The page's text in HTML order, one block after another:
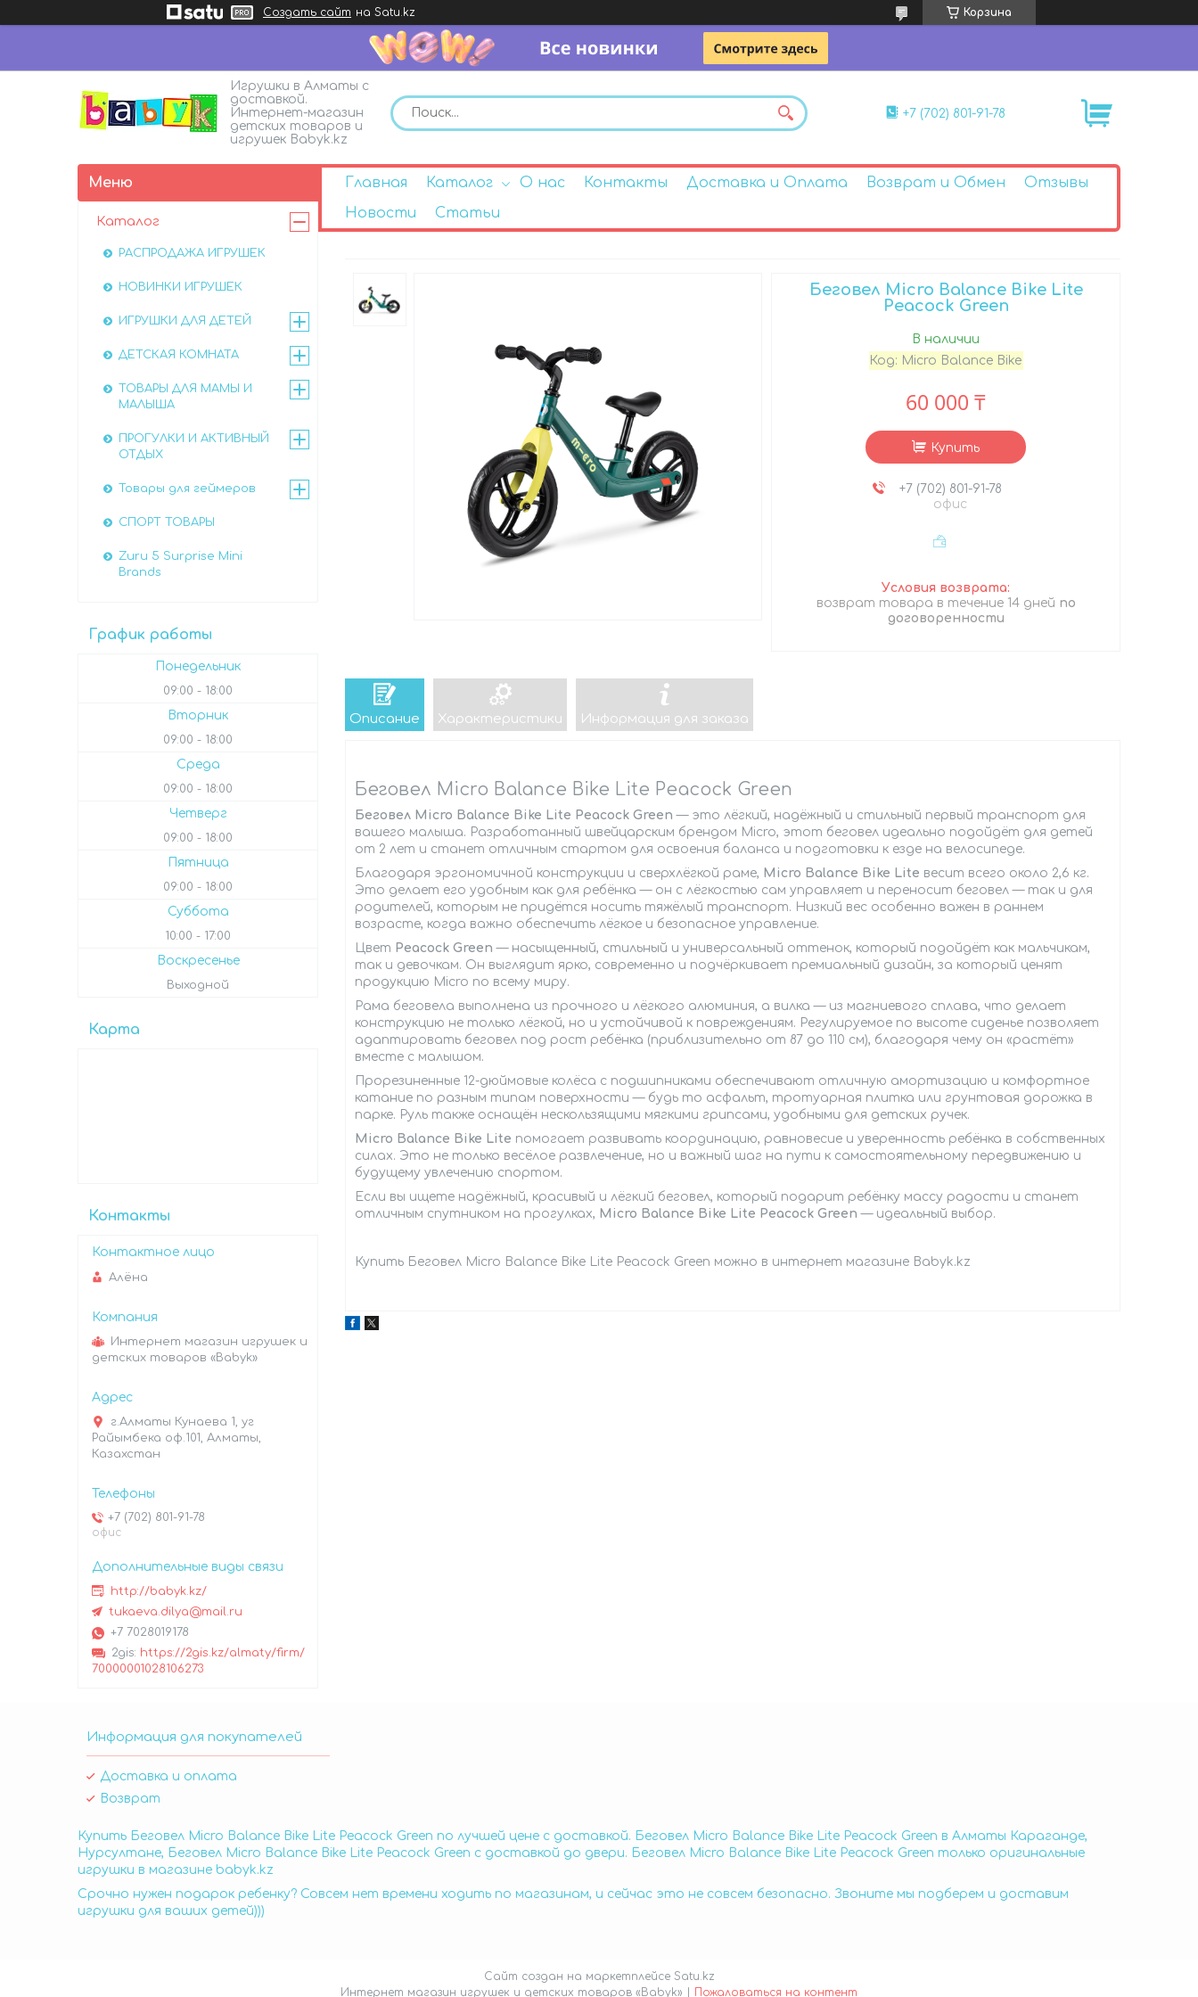
Создать сайт на Satu.kz Корзина
Игрушки в Алматы с
доставкой.
Интернет-магазин
детских товаров и
игрушек Babyk.kz
+7 (702) 801-91-78
Главная Каталог О нас Контакты Доставка и Оплата Возврат и Обмен
Отзывы
Новости
Статьи
Беговел Micro Balance Bike Lite
Peacock Green
В наличии
Код: Micro Balance Bike
60 000 ₸
Купить
+7 (702) 801-91-78
офис
возврат товара в течение 14 дней по
договоренности
Описание Характеристики Информация для заказа
Беговел Micro Balance Bike Lite Peacock Green
Беговел Micro Balance Bike Lite Peacock Green — это лёгкий, надёжный и стильный первый транспорт для
вашего малыша. Разработанный швейцарским брендом Micro, этот беговел идеально подойдёт для детей
от 2 лет и станет отличным стартом для освоения баланса и подготовки к езде на велосипеде.
Благодаря эргономичной конструкции и сверхлёгкой раме, Micro Balance Bike Lite весит всего около 2,6 кг.
Это делает его удобным как для ребёнка — он с лёгкостью сам управляет и переносит беговел — так и для
родителей, которым не придётся носить тяжёлый транспорт. Низкий вес особенно важен в раннем
возрасте, когда важно обеспечить лёгкое и безопасное управление.
Цвет Peacock Green — насыщенный, стильный и универсальный оттенок, который подойдёт как мальчикам,
так и девочкам. Он выглядит ярко, современно и подчёркивает премиальный дизайн, за который ценят
продукцию Micro по всему миру.
Рама беговела выполнена из прочного и лёгкого алюминия, а вилка — из магниевого сплава, что делает
конструкцию не только лёгкой, но и устойчивой к повреждениям. Регулируемое по высоте сиденье позволяет
адаптировать беговел под рост ребёнка (приблизительно от 87 до 110 см), благодаря чему он «растёт»
вместе с малышом.
Прорезиненные 12-дюймовые колёса с подшипниками обеспечивают отличную амортизацию и комфортное
катание по разным типам поверхности — будь то асфальт, тротуарная плитка или грунтовая дорожка в
парке. Руль также оснащён нескользящими мягкими грипсами, удобными для детских ручек.
Micro Balance Bike Lite помогает развивать координацию, равновесие и уверенность ребёнка в собственных
силах. Это не только весёлое развлечение, но и важный шаг на пути к самостоятельному передвижению и
будущему увлечению спортом.
Если вы ищете надёжный, красивый и лёгкий беговел, который подарит ребёнку массу радости и станет
отличным спутником на прогулках, Micro Balance Bike Lite Peacock Green — идеальный выбор.
Купить Беговел Micro Balance Bike Lite Peacock Green можно в интернет магазине Babyk.kz
Каталог
РАСПРОДАЖА ИГРУШЕК
НОВИНКИ ИГРУШЕК
ИГРУШКИ ДЛЯ ДЕТЕЙ
ДЕТСКАЯ КОМНАТА
ТОВАРЫ ДЛЯ МАМЫ И
МАЛЫША
ПРОГУЛКИ И АКТИВНЫЙ
ОТДЫХ
Товары для геймеров
СПОРТ ТОВАРЫ
Zuru 5 Surprise Mini
Brands
График работы
Понедельник
09:00 18:00
Вторник
09:00 18:00
Среда
09:00 18:00
Четверг
09:00 18:00
Пятница
09:00 18:00
Суббота
10:00 17:00
Воскресенье
Выходной
Карта
Контакты
Алёна
Интернет магазин игрушек и
детских товаров «Babyk»
г.Алматы Кунаева 1, уг
Райымбека оф.101, Алматы,
Казахстан
+7 (702) 801-91-78
офис
http://babyk.kz/
tukaeva.dilya@mail.ru
+7 7028019178
2gis https://2gis.kz/almaty/firm/
70000001028106273
Информация для покупателей
Доставка и оплата
Возврат
Купить Беговел Micro Balance Bike Lite Peacock Green по лучшей цене с доставкой. Беговел Micro Balance Bike Lite Peacock Green в Алматы Караганде,
Нурсултане, Беговел Micro Balance Bike Lite Peacock Green с доставкой до двери. Беговел Micro Balance Bike Lite Peacock Green только оригинальные
игрушки в магазине babyk.kz
Срочно нужен подарок ребенку? Совсем нет времени ходить по магазинам, и сейчас это не совсем безопасно. Звоните мы подберем и доставим
игрушки для ваших детей)))
Сайт создан на маркетплейсе Satu.kz
Пожаловаться на контент